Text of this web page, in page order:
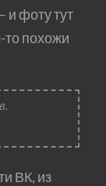
и фоту тут
похожи
ВК, из